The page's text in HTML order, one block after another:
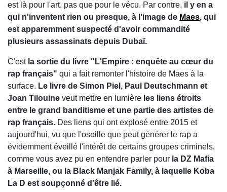
est là pour l'art, pas que pour le vécu. Par contre, il y en a
qui n'inventent rien ou presque, à l'image de Maes, qui
est apparemment suspecté d'avoir commandité
plusieurs assassinats depuis Dubaï.
C'estla sortie du livre "L'Empire : enquête au cœur du
rap français" qui a fait remonter l'histoire de Maes à la
surface. Le livre de Simon Piel, Paul Deutschmann et
Joan Tilouine veut mettre en lumière les liens étroits
entre le grand banditisme et une partie des artistes de
rap français. Des liens qui ont explosé entre 2015 et
aujourd'hui, vu que l'oseille que peut générer le rap a
évidemment éveillé l'intérêt de certains groupes criminels,
comme vous avez pu en entendre parler pour la DZ Mafia
à Marseille, ou la Black Manjak Family, à laquelle Koba
La D est soupçonné d'être lié.